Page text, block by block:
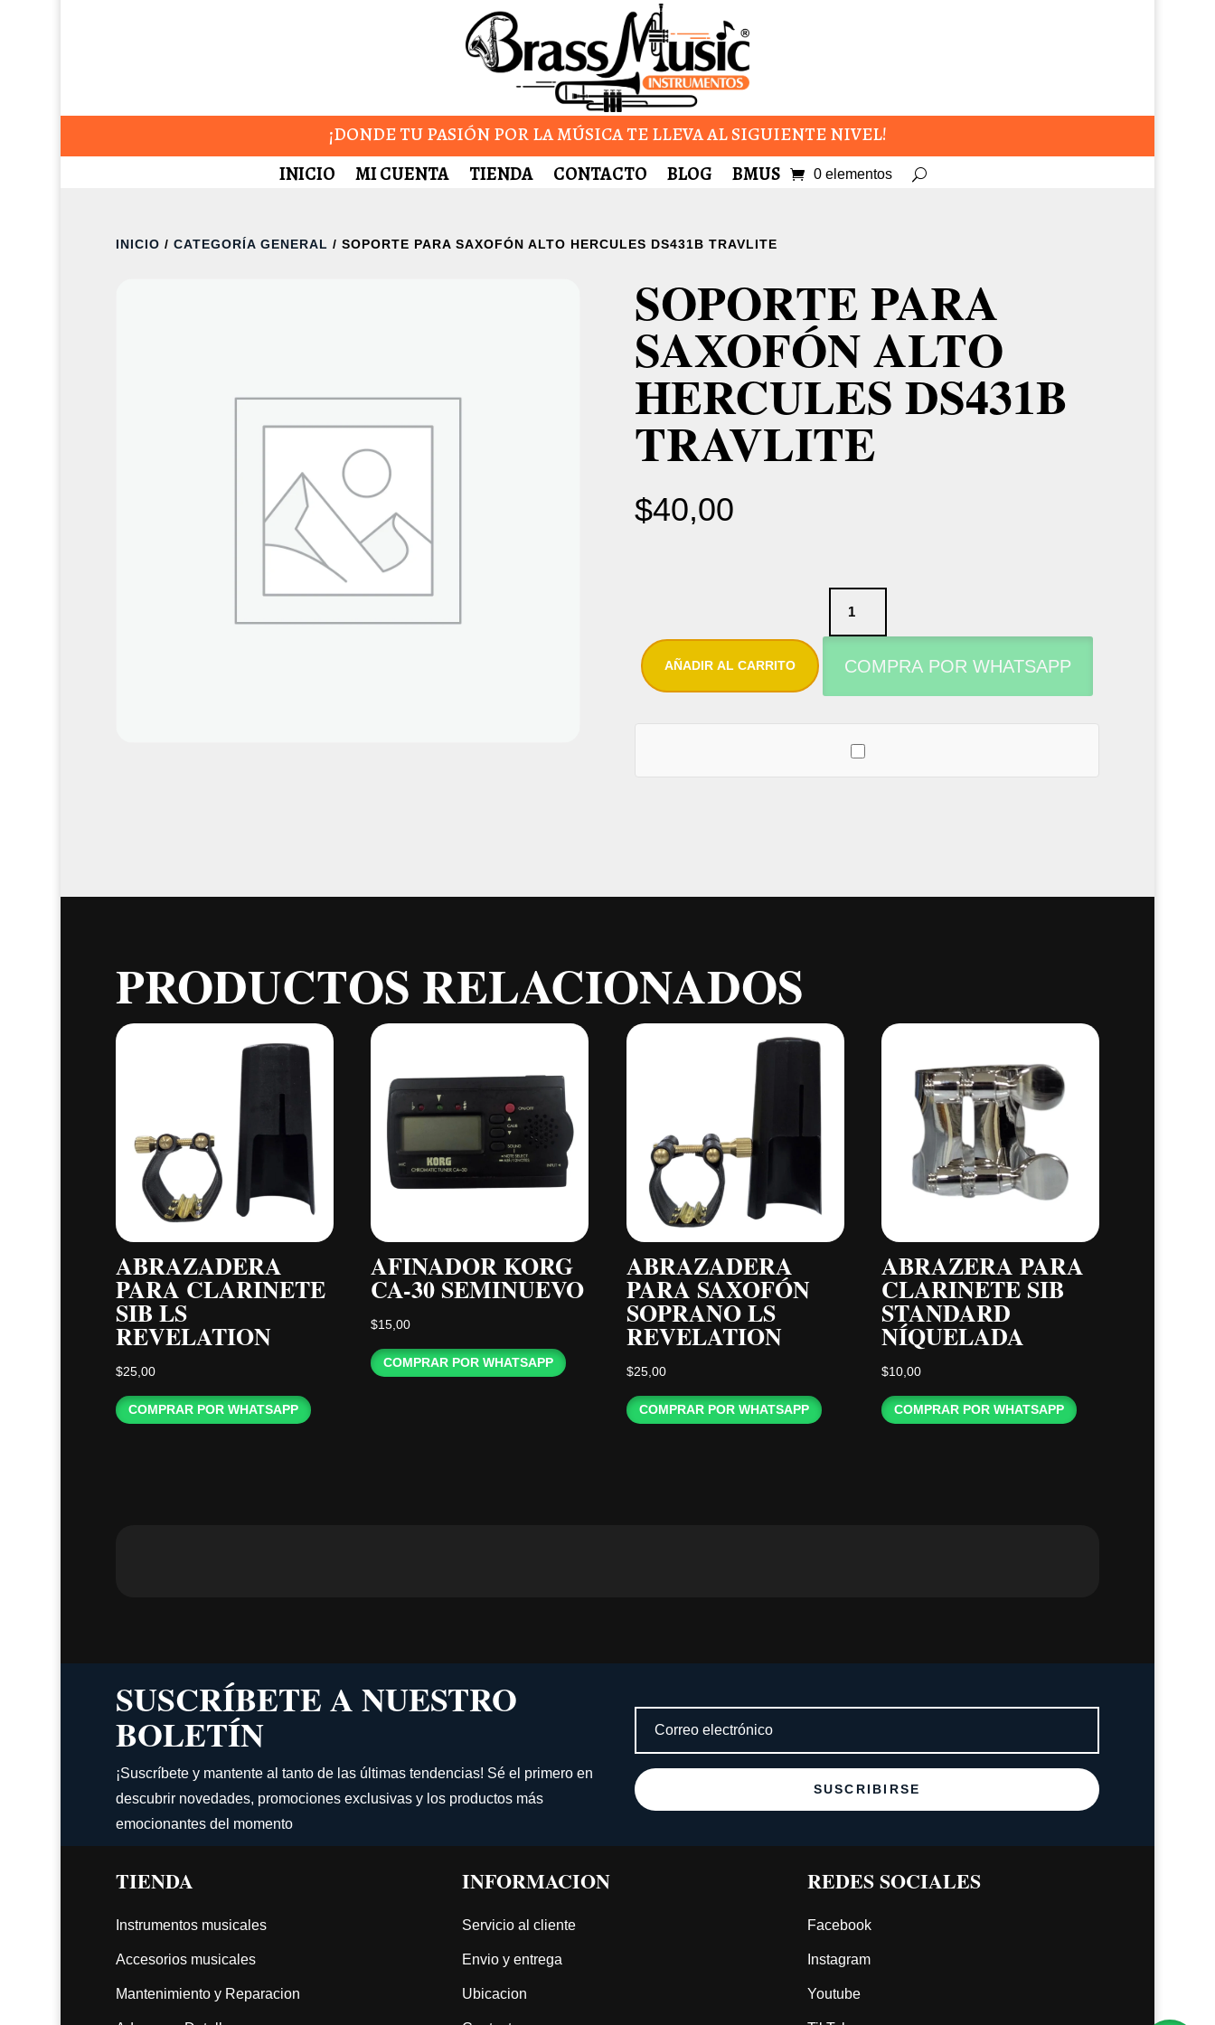
¡DONDE TU PASIÓN POR LA MÚSICA TE LLEVA AL SIGUIENTE NIVEL!
INICIO
MI CUENTA TIENDA CONTACTO BLOG BMUS 0 elementos
INICIO / CATEGORÍA GENERAL / SOPORTE PARA SAXOFÓN ALTO HERCULES DS431B TRAVLITE
SOPORTE PARA
SAXOFÓN ALTO
HERCULES DS431B
TRAVLITE
$40,00
alto
Hercules
DS431B
Travlite
cantidad
AÑADIR AL CARRITO COMPRA POR WHATSAPP
PRODUCTOS RELACIONADOS
ABRAZADERA
PARA CLARINETE
SIB LS
REVELATION
$25,00
COMPRAR POR WHATSAPP
AFINADOR KORG
CA-30 SEMINUEVO
$15,00
COMPRAR POR WHATSAPP
ABRAZADERA
PARA SAXOFÓN
SOPRANO LS
REVELATION
$25,00
COMPRAR POR WHATSAPP
ABRAZERA PARA
CLARINETE SIB
STANDARD
NÍQUELADA
$10,00
COMPRAR POR WHATSAPP
SUSCRÍBETE A NUESTRO
BOLETÍN
¡Suscríbete y mantente al tanto de las últimas tendencias! Sé el primero en
descubrir novedades, promociones exclusivas y los productos más
emocionantes del momento
SUSCRIBIRSE
TIENDA
Instrumentos musicales
Accesorios musicales
Mantenimiento y Reparacion
INFORMACION
Servicio al cliente
Envio y entrega
Ubicacion
REDES SOCIALES
Facebook
Instagram
Youtube